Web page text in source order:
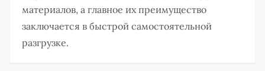
материалов, а главное их преимущество
заключается в быстрой самостоятельной
разгрузке.